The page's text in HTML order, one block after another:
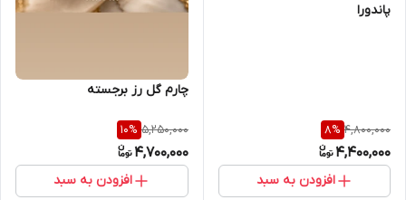
پاندورا
4,800,000
8%
4,400,000
افزودن به سبد
چارم گل رز برجسته
5,250,000
10%
4,700,000
افزودن به سبد